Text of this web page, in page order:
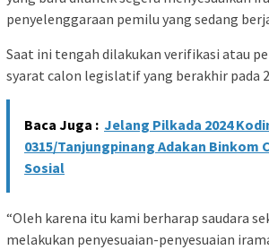
penyelenggaraan pemilu yang sedang
Saat ini tengah dilakukan verifikasi atau
syarat calon legislatif yang berakhir pada
Baca Juga : Jelang Pilkada 2024
0315/Tanjungpinang Adakan Binkom
Sosial
“Oleh karena itu kami berharap saudara
melakukan penyesuaian-penyesuaian